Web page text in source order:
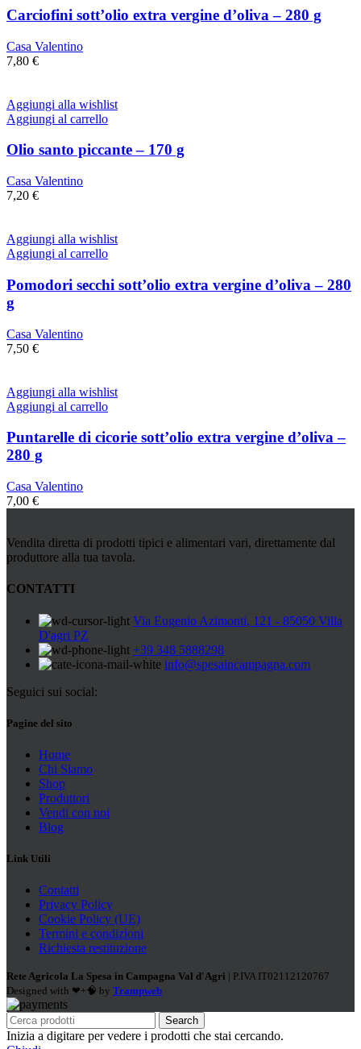
Carciofini sott’olio extra vergine d’oliva – 280 g
Casa Valentino
7,80 €
Aggiungi alla wishlist
Aggiungi al carrello
Olio santo piccante – 170 g
Casa Valentino
7,20 €
Aggiungi alla wishlist
Aggiungi al carrello
Pomodori secchi sott’olio extra vergine d’oliva – 280
g
Casa Valentino
7,50 €
Aggiungi alla wishlist
Aggiungi al carrello
Puntarelle di cicorie sott’olio extra vergine d’oliva –
280 g
Casa Valentino
7,00 €
Vendita diretta di prodotti tipici e alimentari vari, direttamente dal
produttore alla tua tavola.
CONTATTI
Via Eugenio Azimonti, 121 - 85050 Villa
D'agri PZ
+39 348 5888298
info@spesaincampagna.com
Seguici sui social:
Pagine del sito
Home
Chi Siamo
Shop
Produttori
Vendi con noi
Blog
Link Utili
Contatti
Privacy Policy
Cookie Policy (UE)
Termini e condizioni
Richiesta restituzione
Rete Agricola La Spesa in Campagna Val d'Agri | P.IVA IT02112120767
Designed with ❤+🧠 by Trampweb
Search
Inizia a digitare per vedere i prodotti che stai cercando.